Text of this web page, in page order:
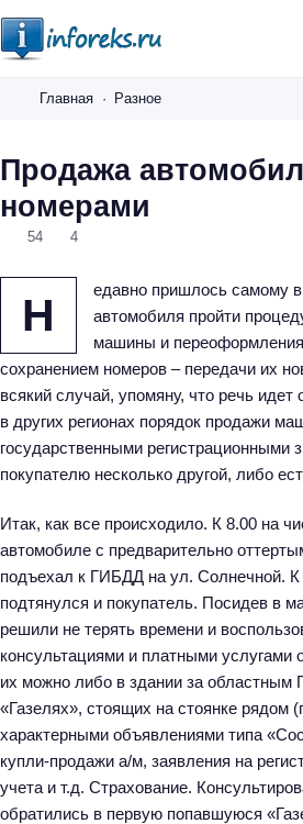
r
e
.
Главная Разное
Продажа
номерами
54 4
Н
едавно пришлось самому
автомобиля пройти
машины и
сохранением номеров – передачи их
всякий случай, упомяну, что речь
в других регионах порядок продажи
государственными регистрационными
покупателю несколько другой, либо
Итак, как все происходило. К 8.00 на
автомобиле с предварительно
подъехал к ГИБДД на ул. Солнечной. К
подтянулся и покупатель. Посидев в
решили не терять времени и
консультациями и платными услугами
их можно либо в здании за
«Газелях», стоящих на стоянке рядом
характерными объявлениями типа
купли-продажи а/м, заявления на
учета и т.д. Страхование.
обратились в первую попавшуюся